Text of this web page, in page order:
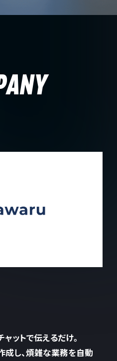
ャットで伝えるだけ。
し、煩雑な業務を自動